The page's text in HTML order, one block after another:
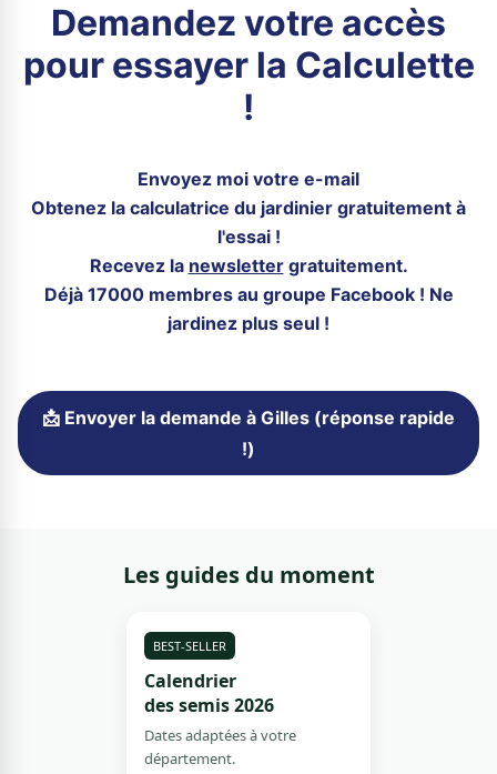
Demandez votre accès
pour essayer la Calculette
!
Envoyez moi votre e-mail
Obtenez la calculatrice du jardinier gratuitement à
l'essai !
Recevez la newslettergratuitement.
Déjà 17000 membres au groupe Facebook ! Ne
jardinez plus seul !
📩 Envoyer la demande à Gilles (réponse rapide
!)
Les guides du moment
BEST-SELLER
Calendrier
des semis 2026
Dates adaptées à votre
département.